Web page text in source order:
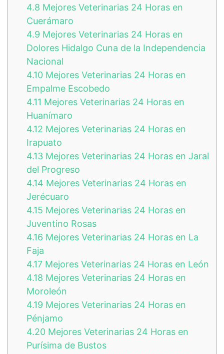
4.8 Mejores Veterinarias 24 Horas en
Cuerámaro
4.9 Mejores Veterinarias 24 Horas en
Dolores Hidalgo Cuna de la Independencia
Nacional
4.10 Mejores Veterinarias 24 Horas en
Empalme Escobedo
4.11 Mejores Veterinarias 24 Horas en
Huanímaro
4.12 Mejores Veterinarias 24 Horas en
Irapuato
4.13 Mejores Veterinarias 24 Horas en Jaral
del Progreso
4.14 Mejores Veterinarias 24 Horas en
Jerécuaro
4.15 Mejores Veterinarias 24 Horas en
Juventino Rosas
4.16 Mejores Veterinarias 24 Horas en La
Faja
4.17 Mejores Veterinarias 24 Horas en León
4.18 Mejores Veterinarias 24 Horas en
Moroleón
4.19 Mejores Veterinarias 24 Horas en
Pénjamo
4.20 Mejores Veterinarias 24 Horas en
Purísima de Bustos